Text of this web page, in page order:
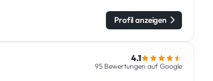
Profil anzeigen
4.1
95 Bewertungen auf Google